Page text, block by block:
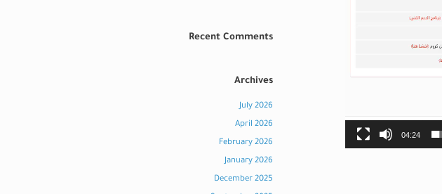
04:24
Recent Comments
Archives
July 2026
April 2026
February 2026
January 2026
December 2025